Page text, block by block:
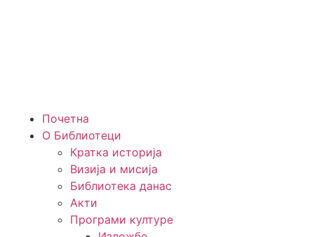
Почетна
О Библиотеци
Кратка историја
Визија и мисија
Библиотека данас
Акти
Програми културе